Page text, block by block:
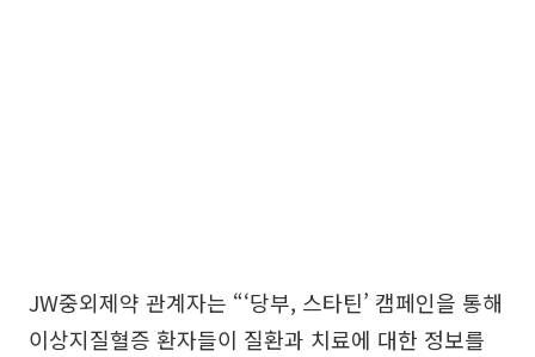
JW중외제약 관계자는 “‘당부, 스타틴’ 캠페인을 통해
이상지질혈증 환자들이 질환과 치료에 대한 정보를